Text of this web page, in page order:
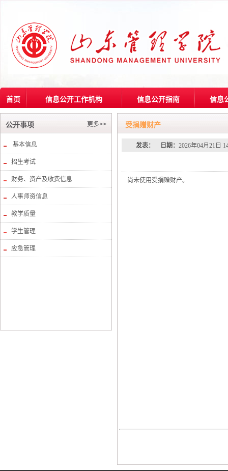
首页 信息公开工作机构 信息公开指南 信息
公开事项 更多>>
基本信息
招生考试
财务、资产及收费信息
人事师资信息
教学质量
学生管理
应急管理
受捐赠财产
发表： 日期： 2026年04月21日
尚未使用受捐赠财产。